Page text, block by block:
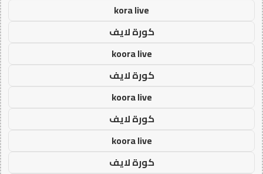
kora live
كورة لايف
koora live
كورة لايف
koora live
كورة لايف
koora live
كورة لايف